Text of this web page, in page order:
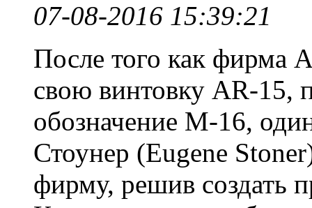
07-08-2016 15:39:21
После того как фирма
свою винтовку AR-15,
обозначение М-16,
Стоунер (Eugene
фирму, решив создать